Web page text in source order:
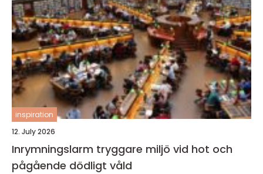
inspiration
12. July 2026
Inrymningslarm tryggare miljö vid hot och
pågående dödligt våld